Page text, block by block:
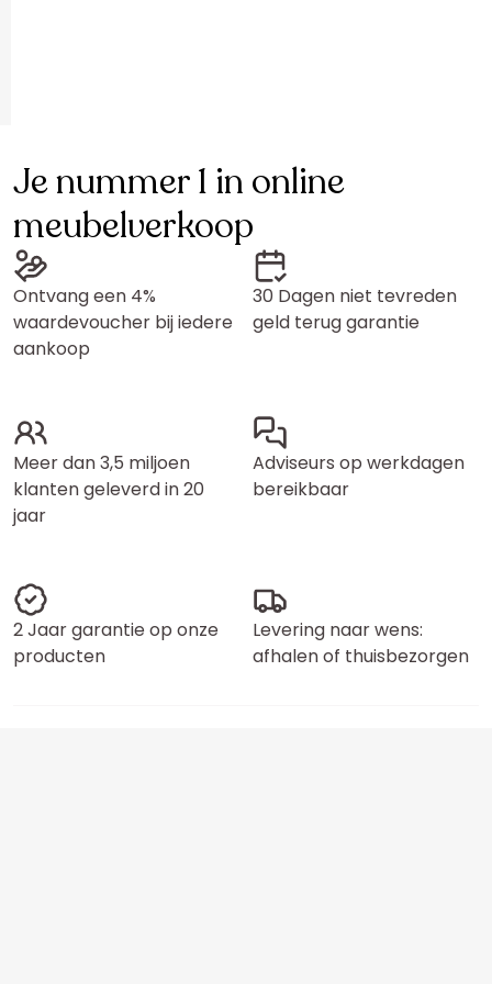
Je nummer 1 in online
meubelverkoop
Ontvang een 4%
waardevoucher bij iedere
aankoop
30 Dagen niet tevreden
geld terug garantie
Meer dan 3,5 miljoen
klanten geleverd in 20
jaar
Adviseurs op werkdagen
bereikbaar
2 Jaar garantie op onze
producten
Levering naar wens:
afhalen of thuisbezorgen